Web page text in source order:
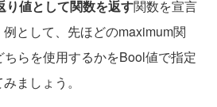
り値として関数を返す関数を宣言
として、先ほどのmaximum関
らを使用するかをBool値で指定
ましょう。